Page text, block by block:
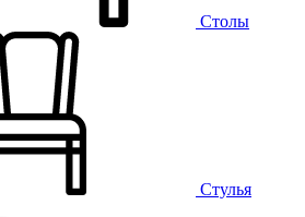
Столы
Стулья